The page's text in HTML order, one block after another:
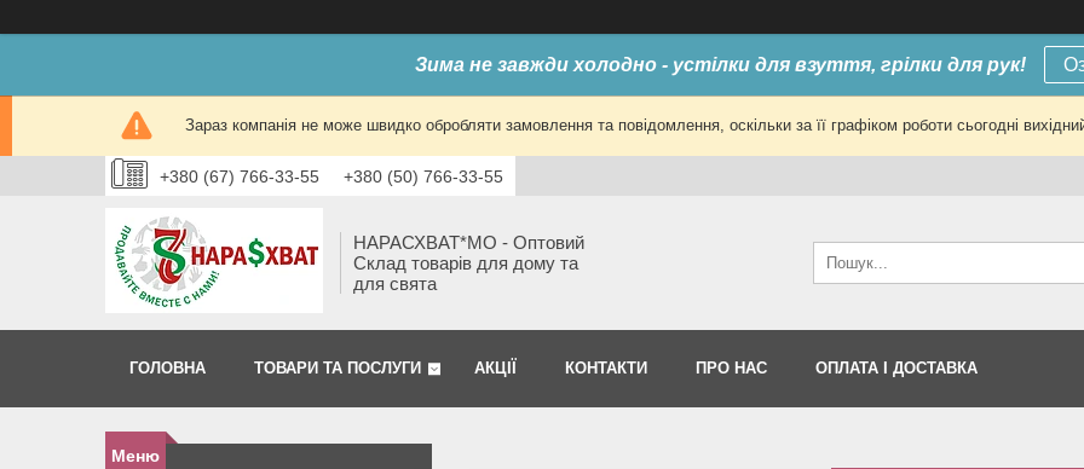
Зима не завжди холодно - устілки для взуття, грілки для рук!
Зараз компанія не може швидко обробляти замовлення та повідомлення, оскільки за її графіком роботи сьогодні
+380 (67) 766-33-55 +380 (50) 766-33-55
НАРАСХВАТ*МО - Оптовий
Склад товарів для дому та
для свята
ГОЛОВНА ТОВАРИ ТА ПОСЛУГИ АКЦІЇ КОНТАКТИ ПРО НАС ОПЛАТА І ДОСТАВКА